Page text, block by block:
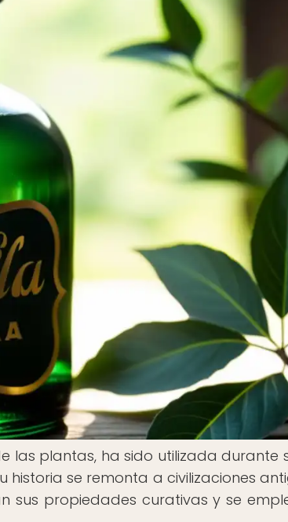
las plantas, ha sido utilizada durante
historia se remonta a civilizaciones
sus propiedades curativas y se